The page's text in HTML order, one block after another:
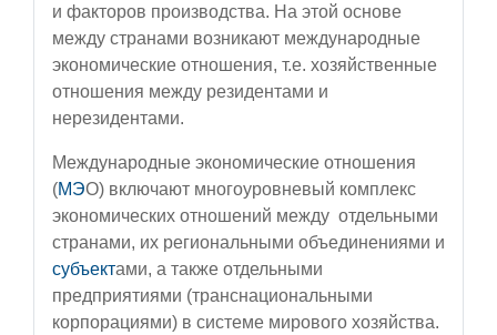
и факторов производства. На этой основе
между странами возникают международные
экономические отношения, т.е. хозяйственные
отношения между резидентами и
нерезидентами.
Международные экономические отношения
(МЭО) включают многоуровневый комплекс
экономических отношений между отдельными
странами, их региональными объединениями и
субъектами, а также отдельными
предприятиями (транснациональными
корпорациями) в системе мирового хозяйства.